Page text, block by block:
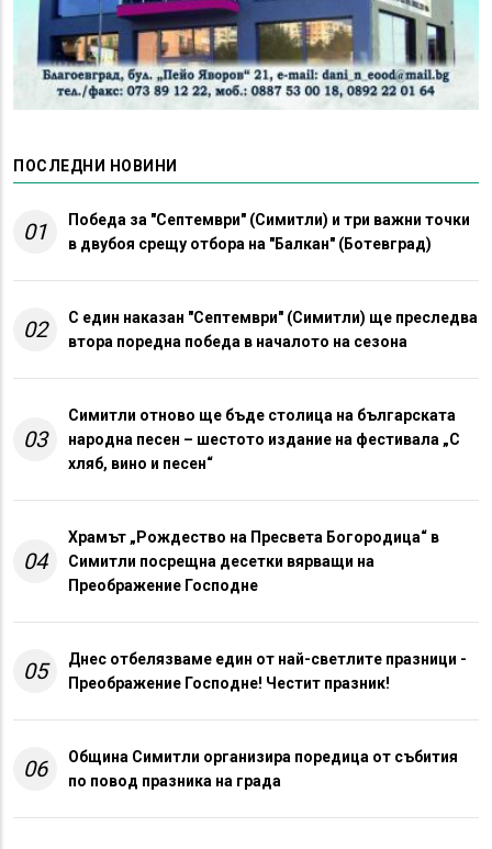
ПОСЛЕДНИ НОВИНИ
01
Победа за "Септември" (Симитли) и три важни точки
в двубоя срещу отбора на "Балкан" (Ботевград)
02
С един наказан "Септември" (Симитли) ще преследва
втора поредна победа в началото на сезона
03
Симитли отново ще бъде столица на българската
народна песен – шестото издание на фестивала „С
хляб, вино и песен“
04
Храмът „Рождество на Пресвета Богородица“ в
Симитли посрещна десетки вярващи на
Преображение Господне
05
Днес отбелязваме един от най-светлите празници -
Преображение Господне! Честит празник!
06
Община Симитли организира поредица от събития
по повод празника на града